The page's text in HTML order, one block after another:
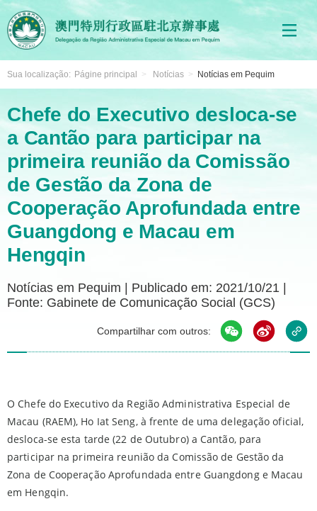
Sua localização: Págine principal > Notícias > Notícias em Pequim
Chefe do Executivo desloca-se
a Cantão para participar na
primeira reunião da Comissão
de Gestão da Zona de
Cooperação Aprofundada entre
Guangdong e Macau em
Hengqin
Notícias em Pequim | Publicado em: 2021/10/21 |
Fonte: Gabinete de Comunicação Social (GCS)
Compartilhar com outros:
O Chefe do Executivo da Região Administrativa Especial de
Macau (RAEM), Ho Iat Seng, à frente de uma delegação oficial,
desloca-se esta tarde (22 de Outubro) a Cantão, para
participar na primeira reunião da Comissão de Gestão da
Zona de Cooperação Aprofundada entre Guangdong e Macau
em Hengqin.